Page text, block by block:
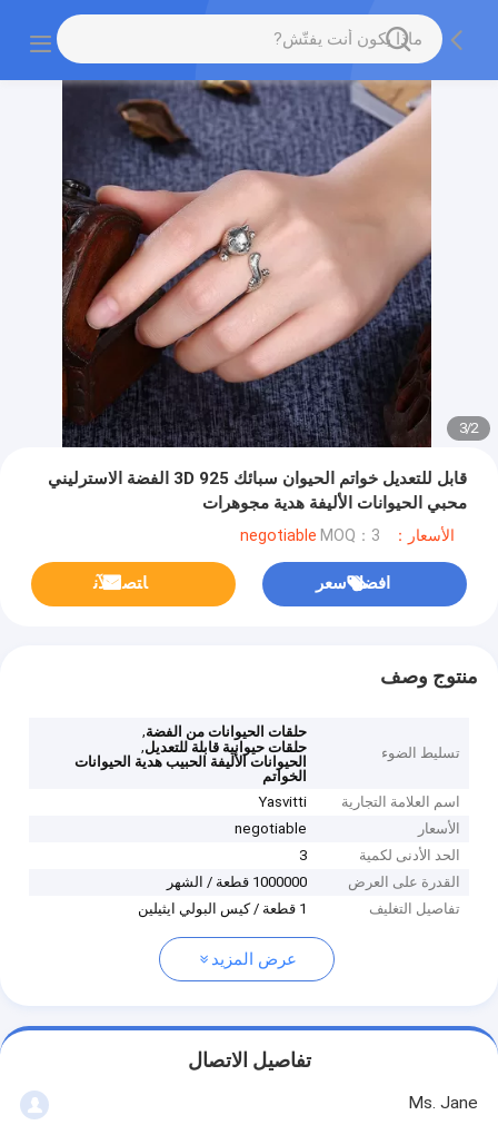
2
/
3
قابل للتعديل خواتم الحيوان سبائك 3D 925 الفضة الاسترليني
محبي الحيوانات الأليفة هدية مجوهرات
الأسعار：negotiable MOQ：3
افضل سعر ﺎﺘﺼﻟ ﺍﻶﻧ
منتوج وصف
تسليط الضوء
حلقات الحيوانات من الفضة,
حلقات حيوانية قابلة للتعديل,
الحيوانات الأليفة الحبيب هدية الحيوانات
الخواتم
اسم العلامة التجارية
Yasvitti
الأسعار
negotiable
الحد الأدنى لكمية
3
القدرة على العرض
1000000 قطعة / الشهر
تفاصيل التغليف
1 قطعة / كيس البولي ايثيلين
عرض المزيد
تفاصيل الاتصال
Ms. Jane